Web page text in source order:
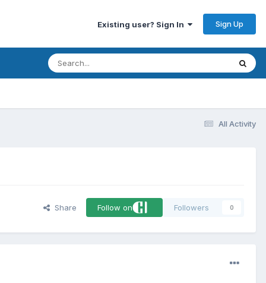
Existing user? Sign In Sign Up
All Activity
Share Follow on Followers 0